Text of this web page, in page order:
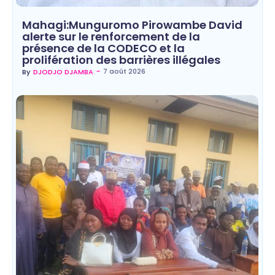
Mahagi:Munguromo Pirowambe David
alerte sur le renforcement de la
présence de la CODECO et la
prolifération des barrières illégales
By DJODJO DJAMBA ~ 7 août 2026